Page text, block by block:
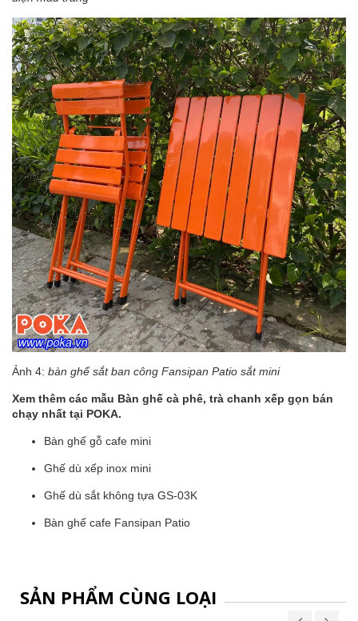
Ảnh 4: bàn ghế sắt ban công Fansipan Patio sắt mini
Xem thêm các mẫu Bàn ghế cà phê, trà chanh xếp gọn bán
chạy nhất tại POKA.
Bàn ghế gỗ cafe mini
Ghế dù xếp inox mini
Ghế dù sắt không tựa GS-03K
Bàn ghế cafe Fansipan Patio
SẢN PHẨM CÙNG LOẠI